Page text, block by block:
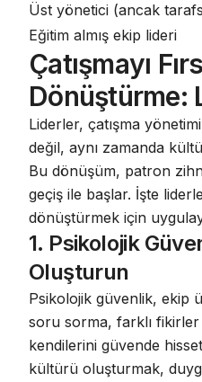
Üst yönetici (ancak
Eğitim almış ekip lideri
Çatışmayı
Dönüştürme:
Liderler, çatışma
değil, aynı zamanda
Bu dönüşüm, patron
geçiş ile başlar. İşte
dönüştürmek için
1. Psikolojik
Oluşturun
Psikolojik güvenlik, ekip
soru sorma, farklı
kendilerini güvende
kültürü oluşturmak,